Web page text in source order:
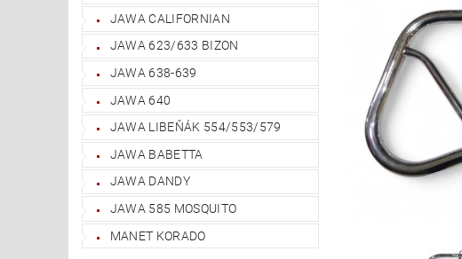
JAWA CALIFORNIAN
JAWA 623/633 BIZON
JAWA 638-639
JAWA 640
JAWA LIBEŇÁK 554/553/579
JAWA BABETTA
JAWA DANDY
JAWA 585 MOSQUITO
MANET KORADO